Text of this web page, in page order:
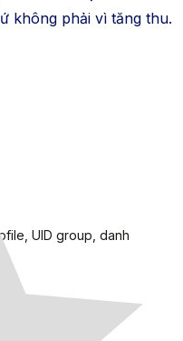
UID group, danh
không phải vì tăng thu.